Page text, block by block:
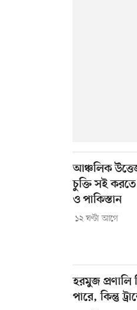
আঞ্চলিক
চুক্তি সই
ও পাকিস্তান
১২ ঘণ্টা আগে
হরমুজ প্রণালি
পারে, কিন্তু